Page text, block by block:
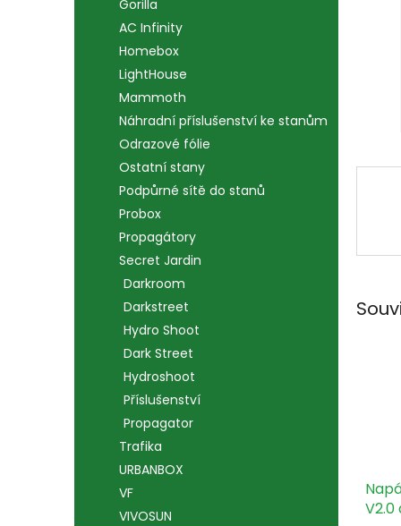
Gorilla
AC Infinity
Homebox
LightHouse
Mammoth
Náhradní příslušenství ke stanům
Odrazové fólie
Ostatní stany
Podpůrné sítě do stanů
Probox
Propagátory
Secret Jardin
Darkroom
Darkstreet
Hydro Shoot
Dark Street
Hydroshoot
Příslušenství
Propagator
Trafika
URBANBOX
VF
VIVOSUN
V2.0